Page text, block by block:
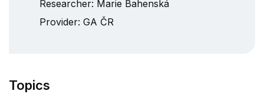
Researcher: Marie Bahenská
Provider: GA ČR
Topics